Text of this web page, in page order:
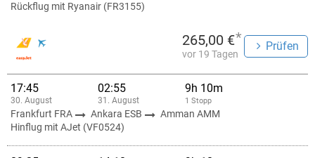
Rückflug mit Ryanair (FR3155)
265,00 €*
vor 19 Tagen
Prüfen
17:45
30. August
02:55
31. August
9h 10m
1 Stopp
Frankfurt FRA Ankara ESB
Amman AMM
Hinflug mit AJet (VF0524)